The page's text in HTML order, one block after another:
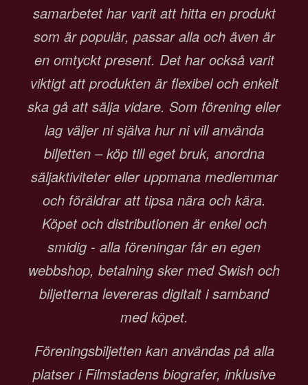
samarbetet har varit att hitta en produkt
som är populär, passar alla och även är
en omtyckt present. Det har också varit
viktigt att produkten är flexibel och enkelt
ska gå att sälja vidare. Som förening eller
lag väljer ni själva hur ni vill använda
biljetten – köp till eget bruk, anordna
säljaktiviteter eller uppmana medlemmar
och föräldrar att tipsa nära och kära.
Köpet och distributionen är enkel och
smidig - alla föreningar får en egen
webbshop, betalning sker med Swish och
biljetterna levereras digitalt i samband
med köpet.
Föreningsbiljetten kan användas på alla
platser i Filmstadens biografer, inklusive